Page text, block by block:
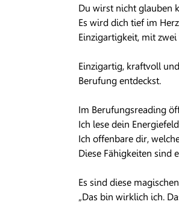
Du wirst nicht glauben
Es wird dich tief im
Einzigartigkeit, mit
Einzigartig, kraftvoll
Berufung entdeckst.
Im Berufungsreading
Ich lese dein
Ich offenbare dir,
Diese Fähigkeiten sind
Es sind diese
„Das bin wirklich ich.